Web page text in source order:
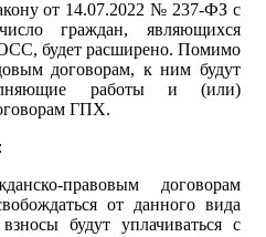
от 14.07.2022 № 237-ФЗ с
граждан, являющихся
будет расширено. Помимо
договорам, к ним будут
работы и (или)
ГПХ.
правовым договорам
от данного вида
будут уплачиваться с